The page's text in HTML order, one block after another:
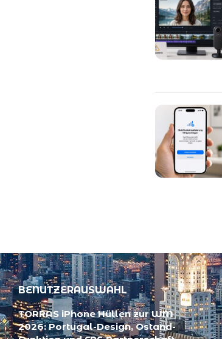
BENUTZERAUSWAHL
TORRAS iPhone Hüllen zur WM
2026: Portugal-Design, Ostand-